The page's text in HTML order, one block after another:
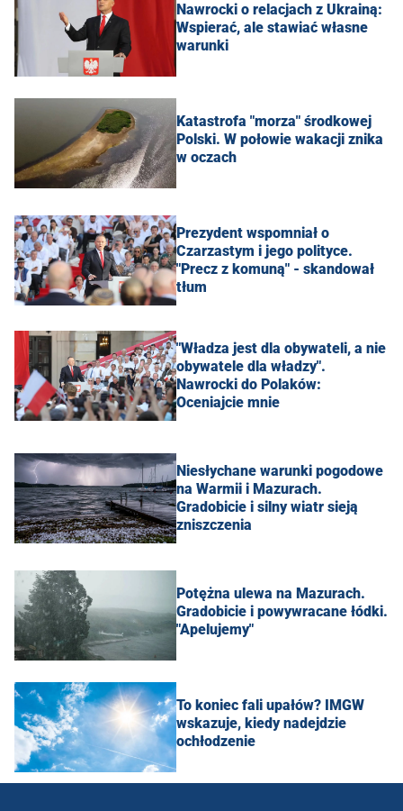
Nawrocki o relacjach z Ukrainą:
Wspierać, ale stawiać własne
warunki
Katastrofa "morza" środkowej
Polski. W połowie wakacji znika
w oczach
Prezydent wspomniał o
Czarzastym i jego polityce.
"Precz z komuną" - skandował
tłum
"Władza jest dla obywateli, a nie
obywatele dla władzy".
Nawrocki do Polaków:
Oceniajcie mnie
Niesłychane warunki pogodowe
na Warmii i Mazurach.
Gradobicie i silny wiatr sieją
zniszczenia
Potężna ulewa na Mazurach.
Gradobicie i powywracane łódki.
"Apelujemy"
To koniec fali upałów? IMGW
wskazuje, kiedy nadejdzie
ochłodzenie